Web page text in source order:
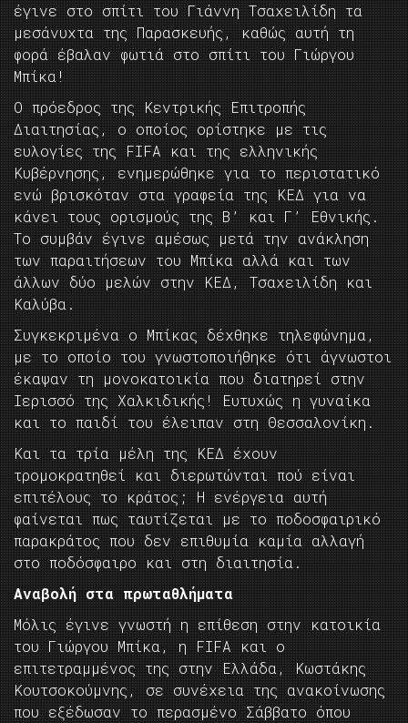
έγινε στο σπίτι του Γιάννη Τσαχειλίδη τα
μεσάνυχτα της Παρασκευής, καθώς αυτή τη
φορά έβαλαν φωτιά στο σπίτι του Γιώργου
Μπίκα!
Ο πρόεδρος της Κεντρικής Επιτροπής
Διαιτησίας, ο οποίος ορίστηκε με τις
ευλογίες της FIFA και της ελληνικής
Κυβέρνησης, ενημερώθηκε για το περιστατικό
ενώ βρισκόταν στα γραφεία της ΚΕΔ για να
κάνει τους ορισμούς της Β’ και Γ’ Εθνικής.
Το συμβάν έγινε αμέσως μετά την ανάκληση
των παραιτήσεων του Μπίκα αλλά και των
άλλων δύο μελών στην ΚΕΔ, Τσαχειλίδη και
Καλύβα.
Συγκεκριμένα ο Μπίκας δέχθηκε τηλεφώνημα,
με το οποίο του γνωστοποιήθηκε ότι άγνωστοι
έκαψαν τη μονοκατοικία που διατηρεί στην
Ιερισσό της Χαλκιδικής! Ευτυχώς η γυναίκα
και το παιδί του έλειπαν στη Θεσσαλονίκη.
Και τα τρία μέλη της ΚΕΔ έχουν
τρομοκρατηθεί και διερωτώνται πού είναι
επιτέλους το κράτος; Η ενέργεια αυτή
φαίνεται πως ταυτίζεται με το ποδοσφαιρικό
παρακράτος που δεν επιθυμία καμία αλλαγή
στο ποδόσφαιρο και στη διαιτησία.
Αναβολή στα πρωταθλήματα
Μόλις έγινε γνωστή η επίθεση στην κατοικία
του Γιώργου Μπίκα, η FIFA και ο
επιτετραμμένος της στην Ελλάδα, Κωστάκης
Κουτσοκούμνης, σε συνέχεια της ανακοίνωσης
που εξέδωσαν το περασμένο Σάββατο όπου